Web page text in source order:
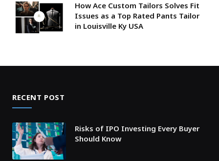
How Ace Custom Tailors Solves Fit
Issues as a Top Rated Pants Tailor
in Louisville Ky USA
RECENT POST
Risks of IPO Investing Every Buyer
Should Know